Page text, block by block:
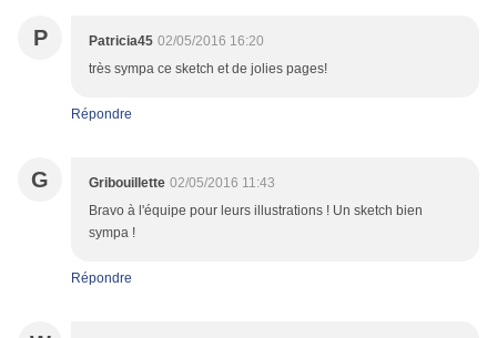
P Patricia45 02/05/2016 16:20
très sympa ce sketch et de jolies pages!
Répondre
G Gribouillette 02/05/2016 11:43
Bravo à l'équipe pour leurs illustrations ! Un sketch bien
sympa !
Répondre